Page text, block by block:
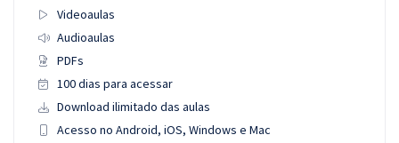
Videoaulas
Audioaulas
PDFs
100 dias para acessar
Download ilimitado das aulas
Acesso no Android, iOS, Windows e Mac